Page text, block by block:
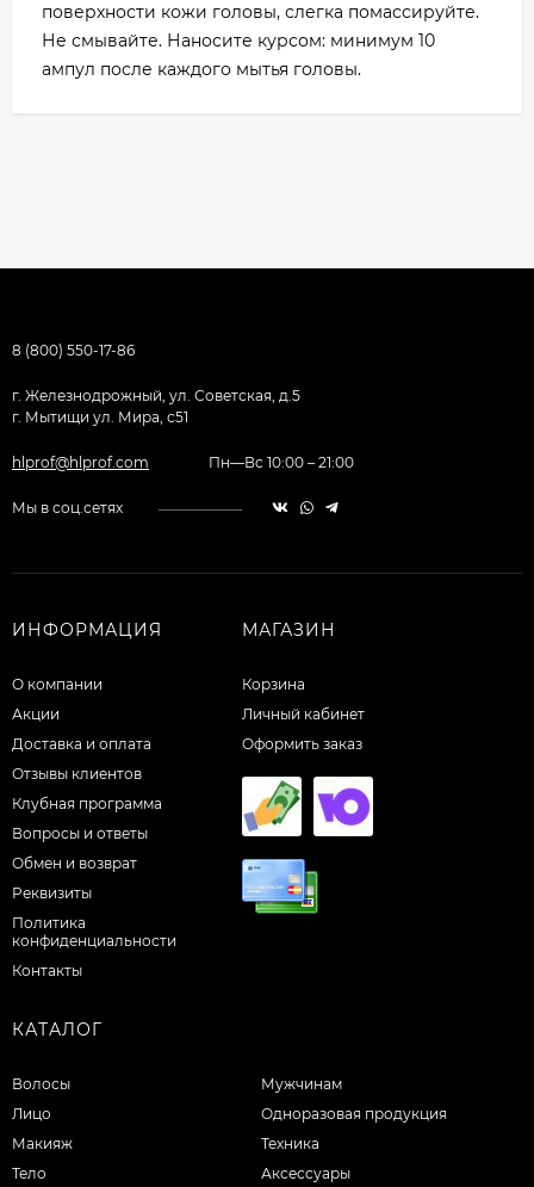
поверхности кожи головы, слегка помассируйте.
Не смывайте. Наносите курсом: минимум 10
ампул после каждого мытья головы.
8 (800) 550-17-86
г. Железнодрожный, ул. Советская, д.5
г. Мытищи ул. Мира, с51
hlprof@hlprof.com Пн—Вс 10:00 – 21:00
Мы в соц.сетях
ИНФОРМАЦИЯ
О компании
Акции
Доставка и оплата
Отзывы клиентов
Клубная программа
Вопросы и ответы
Обмен и возврат
Реквизиты
Политика
конфиденциальности
Контакты
МАГАЗИН
Корзина
Личный кабинет
Оформить заказ
КАТАЛОГ
Волосы
Лицо
Макияж
Тело
Мужчинам
Одноразовая продукция
Техника
Аксессуары